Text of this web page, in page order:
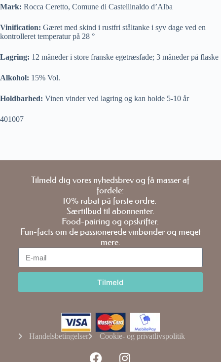
Mark: Rocca Ceretto, Comune di Castellinaldo d’Alba
Vinification: Gæret med skind i rustfri ståltanke i syv dage ved en
kontrolleret temperatur på 28 °
Lagring: 12 måneder i store franske egetræsfade; 3 måneder på flaske
Alkohol: 15% Vol.
Holdbarhed: Vinen vinder ved lagring og kan holde 5-10 år
401007
Tilmeld dig vores nyhedsbrev og få masser af
fordele:
10% rabat på første ordre.
Særtilbud til abonnenter.
Food-pairing og opskrifter.
Fun-facts om de passionerede vinbønder og meget
mere.
Tilmeld
Handelsbetingelser Cookie- og privatlivspolitik